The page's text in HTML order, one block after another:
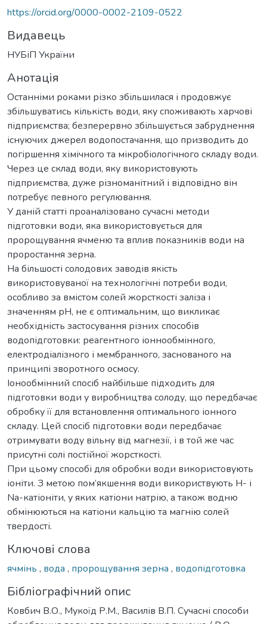
https://orcid.org/0000-0002-2109-0522
Видавець
НУБіП України
Анотація
Останніми роками різко збільшилася і продовжує
збільшуватись кількість води, яку споживають харчові
підприємства; безперервно збільшується забруднення
існуючих джерел водопостачання, що призводить до
погіршення хімічного та мікробіологічного складу води.
Через це склад води, яку використовують
підприємства, дуже різноманітний і відповідно він
потребує певного регулювання.
У даній статті проаналізовано сучасні методи
підготовки води, яка використовується для
пророщування ячменю та вплив показників води на
проростання зерна.
На більшості солодових заводів якість
використовуваної на технологічні потреби води,
особливо за вмістом солей жорсткості заліза і
значенням рН, не є оптимальним, що викликає
необхідність застосування різних способів
водопідготовки: реагентного іоннообмінного,
електродіалізного і мембранного, заснованого на
принципі зворотного осмосу.
Іонообмінний спосіб найбільше підходить для
підготовки води у виробництва солоду, що передбачає
обробку її для встановлення оптимального іонного
складу. Цей спосіб підготовки води передбачає
отримувати воду вільну від магнезії, і в той же час
присутні солі постійної жорсткості.
При цьому способі для обробки води використовують
іоніти. З метою пом’якшення води використвують H- і
Na-катіоніти, у яких катіони натрію, а також водню
обмінюються на катіони кальцію та магнію солей
твердості.
Ключові слова
ячмінь , вода , пророщування зерна , водопідготовка
Бібліографічний опис
Ковбич В.О., Мукоїд Р.М., Василів В.П. Сучасні способи